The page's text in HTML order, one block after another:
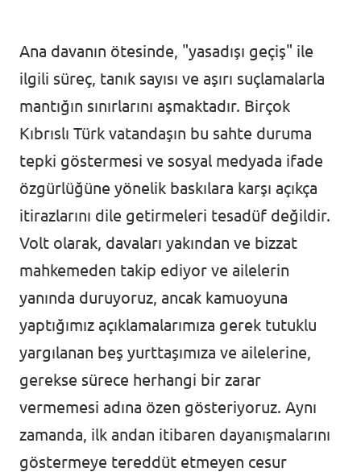
Ana davanın ötesinde, "yasadışı geçiş" ile
ilgili süreç, tanık sayısı ve aşırı suçlamalarla
mantığın sınırlarını aşmaktadır. Birçok
Kıbrıslı Türk vatandaşın bu sahte duruma
tepki göstermesi ve sosyal medyada ifade
özgürlüğüne yönelik baskılara karşı açıkça
itirazlarını dile getirmeleri tesadüf değildir.
Volt olarak, davaları yakından ve bizzat
mahkemeden takip ediyor ve ailelerin
yanında duruyoruz, ancak kamuoyuna
yaptığımız açıklamalarımıza gerek tutuklu
yargılanan beş yurttaşımıza ve ailelerine,
gerekse sürece herhangi bir zarar
vermemesi adına özen gösteriyoruz. Aynı
zamanda, ilk andan itibaren dayanışmalarını
göstermeye tereddüt etmeyen cesur